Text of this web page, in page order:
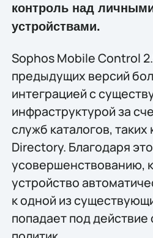
контроль над
устройствами.
Sophos Mobile Control
предыдущих версий
интеграцией с
инфраструктурой за
служб каталогов, таких
Directory. Благодаря
усовершенствованию,
устройство
к одной из
попадает под